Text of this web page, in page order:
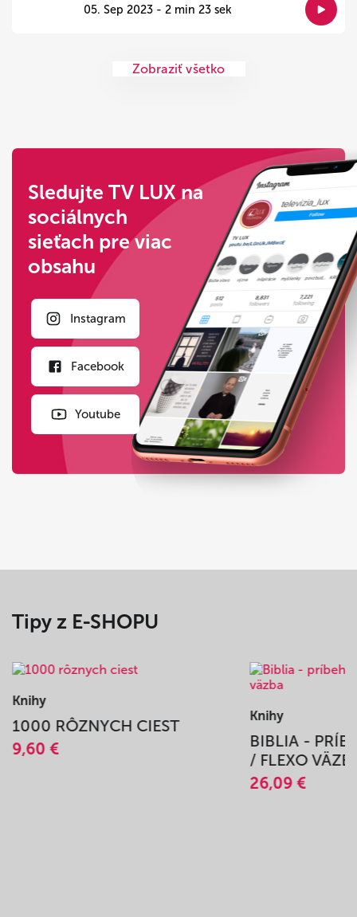
05. Sep 2023 - 2 min 23 sek
Zobraziť všetko
Sledujte TV LUX na
sociálnych
sieťach pre viac
obsahu
Instagram
Facebook
Youtube
Tipy z E-SHOPU
Knihy
1000 RÔZNYCH CIEST
9,60 €
Knihy
BIBLIA -
/ FLEXO
26,09 €